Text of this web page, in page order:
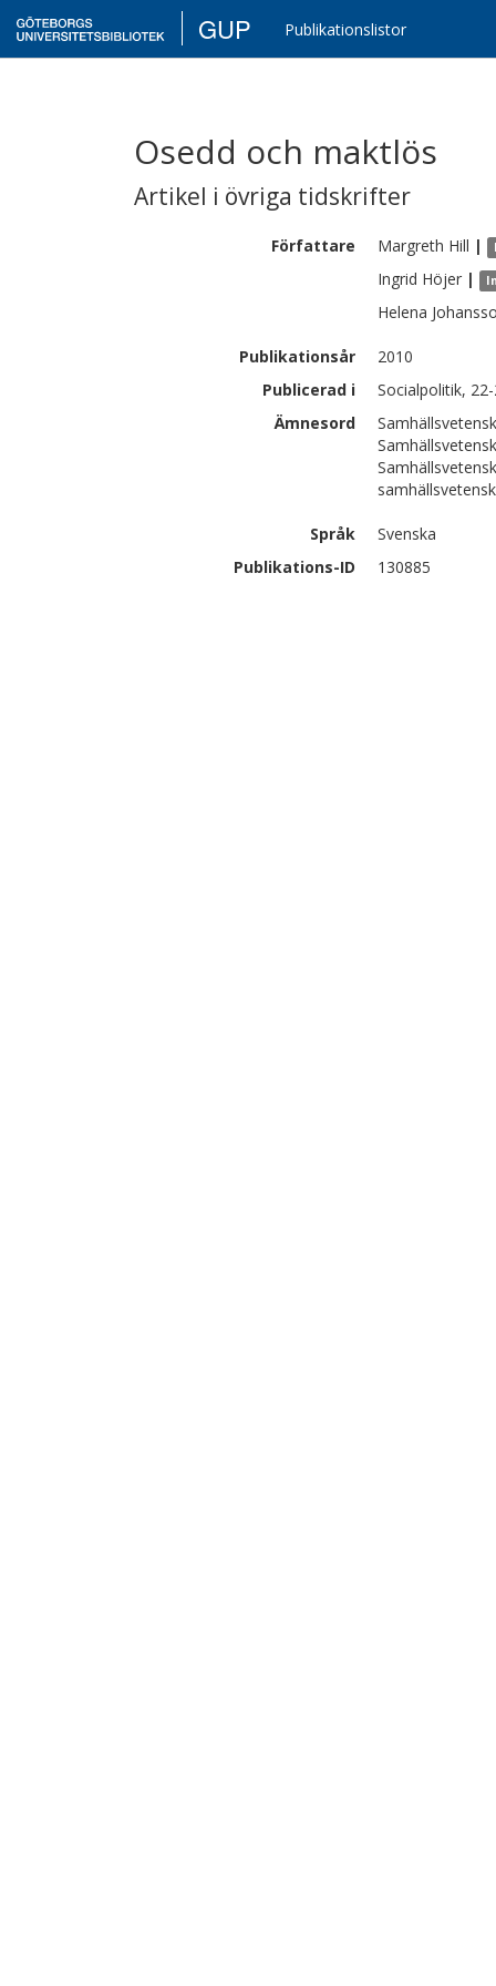
GUP Publikationslistor
Osedd och maktlös
Artikel i övriga tidskrifter
Författare Margreth Hill |
Ingrid Höjer |
Helena
Publikationsår
2010
Publicerad i
Socialpolitik,
Ämnesord
Språk
Svenska
Publikations-ID
130885